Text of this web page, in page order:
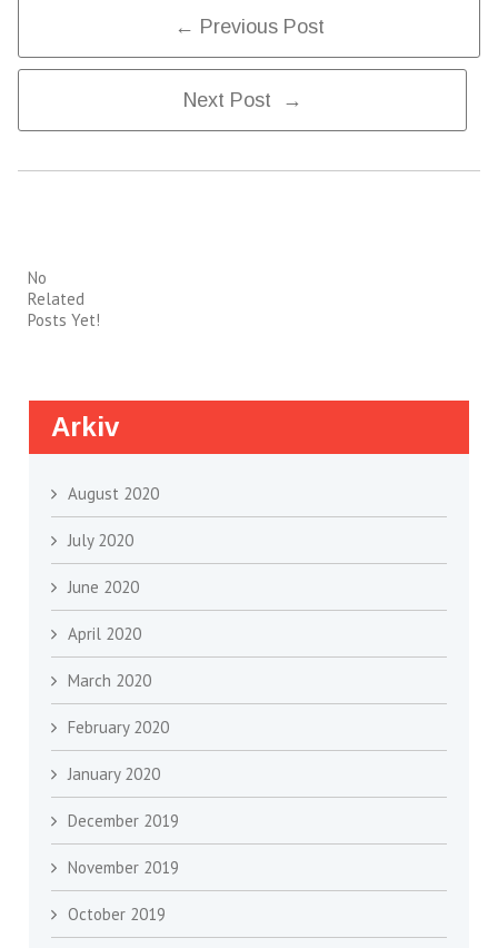
Post
Navigation
← Previous Post
Next Post →
No
Related
Posts Yet!
Arkiv
August 2020
July 2020
June 2020
April 2020
March 2020
February 2020
January 2020
December 2019
November 2019
October 2019